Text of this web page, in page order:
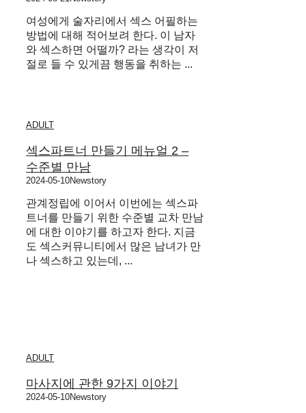
여성에게 술자리에서 섹스 어필하는
방법에 대해 적어보려 한다. 이 남자
와 섹스하면 어떨까? 라는 생각이 저
절로 들 수 있게끔 행동을 취하는 ...
ADULT
섹스파트너 만들기 메뉴얼 2 –
수준별 만남
2024-05-10Newstory
관계정립에 이어서 이번에는 섹스파
트너를 만들기 위한 수준별 교차 만남
에 대한 이야기를 하고자 한다. 지금
도 섹스커뮤니티에서 많은 남녀가 만
나 섹스하고 있는데, ...
ADULT
마사지에 관한 9가지 이야기
2024-05-10Newstory